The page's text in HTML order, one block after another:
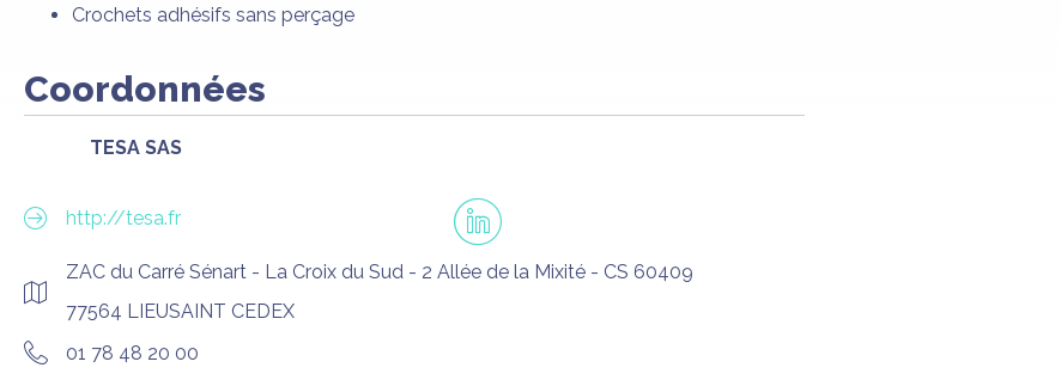
Crochets adhésifs sans perçage
Coordonnées
TESA SAS
http://tesa.fr
ZAC du Carré Sénart - La Croix du Sud - 2 Allée de la Mixité - CS 60409
77564 LIEUSAINT CEDEX
01 78 48 20 00